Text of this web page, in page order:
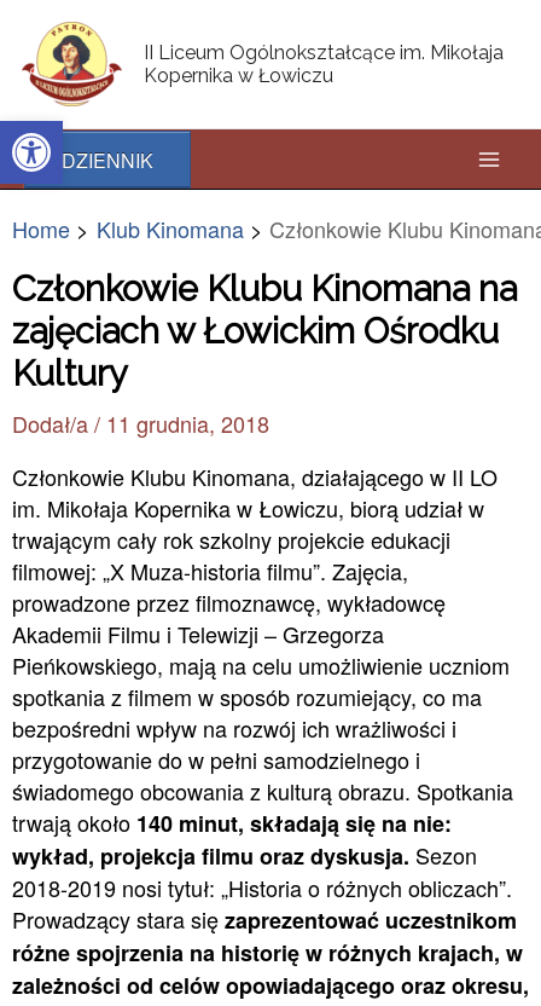
Open toolbar
content
II Liceum Ogólnokształcące im. Mikołaja
Kopernika w Łowiczu
DZIENNIK
Home Klub Kinomana Członkowie Klubu
Członkowie Klubu Kinomana na
zajęciach w Łowickim Ośrodku
Kultury
Dodał/a / 11 grudnia, 2018
Członkowie Klubu Kinomana, działającego w II LO
im. Mikołaja Kopernika w Łowiczu, biorą udział w
trwającym cały rok szkolny projekcie edukacji
filmowej: „X Muza-historia filmu”. Zajęcia,
prowadzone przez filmoznawcę, wykładowcę
Akademii Filmu i Telewizji – Grzegorza
Pieńkowskiego, mają na celu umożliwienie uczniom
spotkania z filmem w sposób rozumiejący, co ma
bezpośredni wpływ na rozwój ich wrażliwości i
przygotowanie do w pełni samodzielnego i
świadomego obcowania z kulturą obrazu. Spotkania
trwają około 140 minut, składają się na nie:
wykład, projekcja filmu oraz dyskusja. Sezon
2018-2019 nosi tytuł: „Historia o różnych obliczach”.
Prowadzący stara sięzaprezentować uczestnikom
różne spojrzenia na historię w różnych krajach, w
zależności od celów opowiadającego oraz okresu,
navigation